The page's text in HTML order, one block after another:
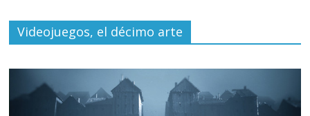
Videojuegos, el décimo arte